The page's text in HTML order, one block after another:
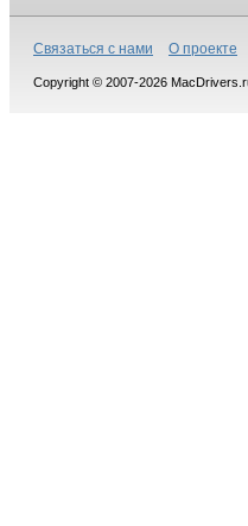
Связаться с нами О проекте
Copyright © 2007-2026